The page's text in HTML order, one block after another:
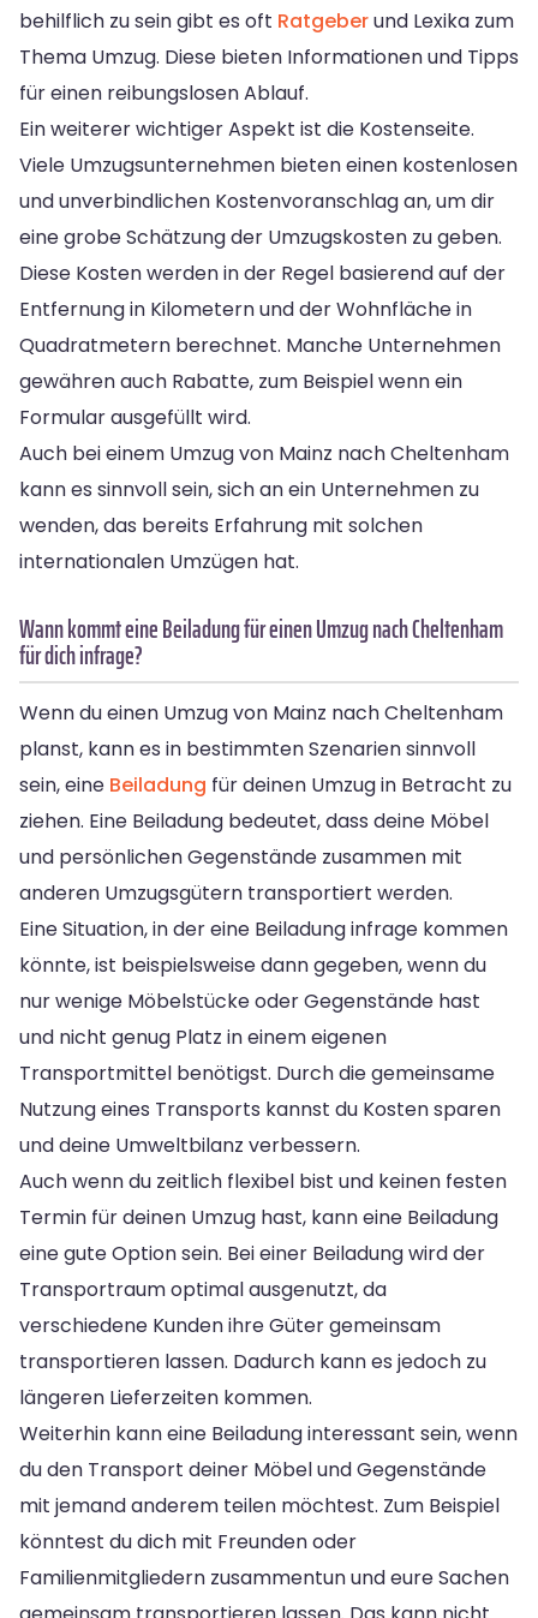
behilflich zu sein gibt es oft Ratgeberund Lexika zum
Thema Umzug. Diese bieten Informationen und Tipps
für einen reibungslosen Ablauf.
Ein weiterer wichtiger Aspekt ist die Kostenseite.
Viele Umzugsunternehmen bieten einen kostenlosen
und unverbindlichen Kostenvoranschlag an, um dir
eine grobe Schätzung der Umzugskosten zu geben.
Diese Kosten werden in der Regel basierend auf der
Entfernung in Kilometern und der Wohnfläche in
Quadratmetern berechnet. Manche Unternehmen
gewähren auch Rabatte, zum Beispiel wenn ein
Formular ausgefüllt wird.
Auch bei einem Umzug von Mainz nach Cheltenham
kann es sinnvoll sein, sich an ein Unternehmen zu
wenden, das bereits Erfahrung mit solchen
internationalen Umzügen hat.
Wann kommt eine Beiladung für einen Umzug nach Cheltenham
für dich infrage?
Wenn du einen Umzug von Mainz nach Cheltenham
planst, kann es in bestimmten Szenarien sinnvoll
sein, eine Beiladung für deinen Umzug in Betracht zu
ziehen. Eine Beiladung bedeutet, dass deine Möbel
und persönlichen Gegenstände zusammen mit
anderen Umzugsgütern transportiert werden.
Eine Situation, in der eine Beiladung infrage kommen
könnte, ist beispielsweise dann gegeben, wenn du
nur wenige Möbelstücke oder Gegenstände hast
und nicht genug Platz in einem eigenen
Transportmittel benötigst. Durch die gemeinsame
Nutzung eines Transports kannst du Kosten sparen
und deine Umweltbilanz verbessern.
Auch wenn du zeitlich flexibel bist und keinen festen
Termin für deinen Umzug hast, kann eine Beiladung
eine gute Option sein. Bei einer Beiladung wird der
Transportraum optimal ausgenutzt, da
verschiedene Kunden ihre Güter gemeinsam
transportieren lassen. Dadurch kann es jedoch zu
längeren Lieferzeiten kommen.
Weiterhin kann eine Beiladung interessant sein, wenn
du den Transport deiner Möbel und Gegenstände
mit jemand anderem teilen möchtest. Zum Beispiel
könntest du dich mit Freunden oder
Familienmitgliedern zusammentun und eure Sachen